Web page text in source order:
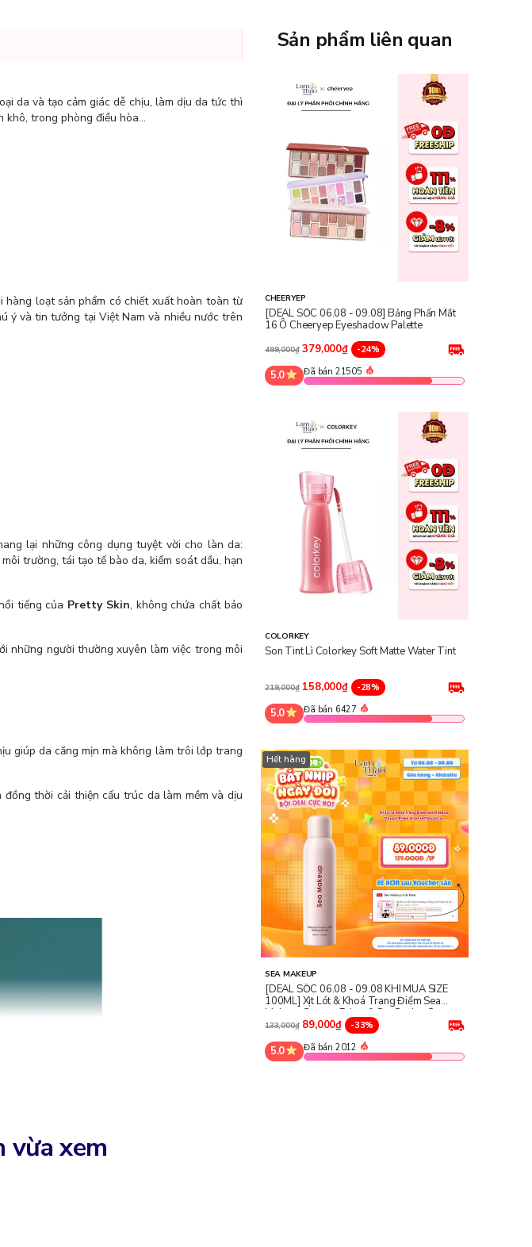
da và tạo cảm giác dễ chịu, làm dịu da tức thì
khô, trong phòng điều hòa…
loạt sản phẩm có chiết xuất hoàn toàn từ
ý và tin tưởng tại Việt Nam và nhiều nước trên
lại những công dụng tuyệt vời cho làn da:
trường, tái tạo tế bào da, kiểm soát dầu, hạn
tiếng của Pretty Skin, không chứa chất bảo
những người thường xuyên làm việc trong môi
giúp da căng mịn mà không làm trôi lớp trang
thời cải thiện cấu trúc da làm mềm và dịu
Sản phẩm liên quan
CHEERYEP
[DEAL SỐC 06.08 - 09.08] Bảng Phấn Mắt
16 Ô Cheeryep Eyeshadow Palette
499,000₫ 379,000₫ -24%
5.0 Đã bán 21505
COLORKEY
Son Tint Lì Colorkey Soft Matte Water Tint
219,000₫ 158,000₫ -28%
5.0 Đã bán 6427
Hết hàng
SEA MAKEUP
[DEAL SỐC 06.08 - 09.08 KHI MUA SIZE
100ML] Xịt Lót & Khoá Trang Điểm Sea
Makeup Stayput Prime & Set Setting Spray
133,000₫ 89,000₫ -33%
5.0 Đã bán 2012
vừa xem